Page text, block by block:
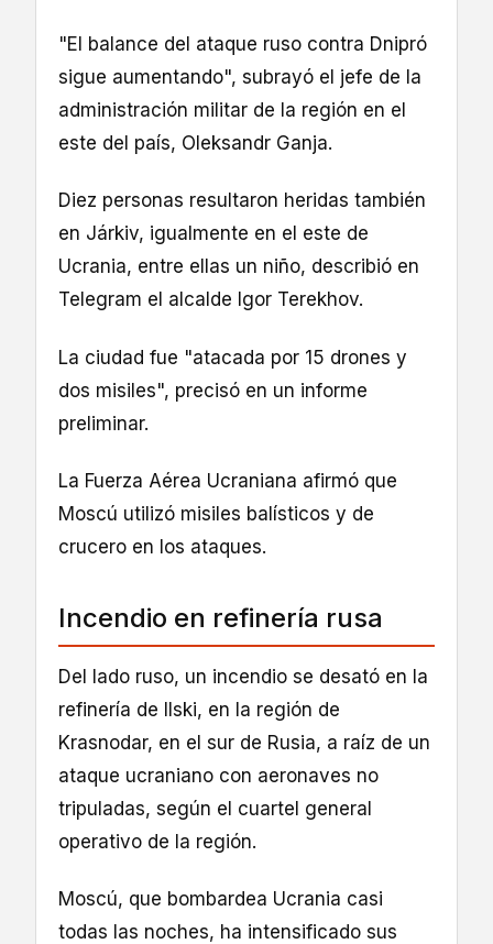
"El balance del ataque ruso contra Dnipró
sigue aumentando", subrayó el jefe de la
administración militar de la región en el
este del país, Oleksandr Ganja.
Diez personas resultaron heridas también
en Járkiv, igualmente en el este de
Ucrania, entre ellas un niño, describió en
Telegram el alcalde Igor Terekhov.
La ciudad fue "atacada por 15 drones y
dos misiles", precisó en un informe
preliminar.
La Fuerza Aérea Ucraniana afirmó que
Moscú utilizó misiles balísticos y de
crucero en los ataques.
Incendio en refinería rusa
Del lado ruso, un incendio se desató en la
refinería de Ilski, en la región de
Krasnodar, en el sur de Rusia, a raíz de un
ataque ucraniano con aeronaves no
tripuladas, según el cuartel general
operativo de la región.
Moscú, que bombardea Ucrania casi
todas las noches, ha intensificado sus